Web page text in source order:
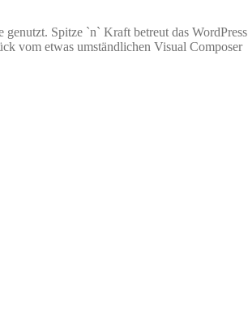
Spitze `n` Kraft betreut das WordPress
vom etwas umständlichen Visual Composer